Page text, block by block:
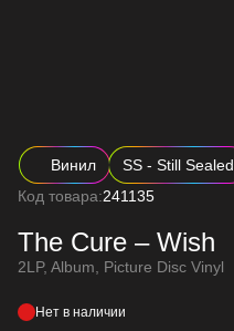
Винил SS - Still Sealed
Код товара:241135
The Cure – Wish
2LP, Album, Picture Disc Vinyl
Нет в наличии